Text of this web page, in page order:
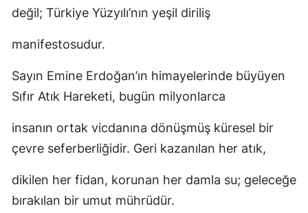
değil; Türkiye Yüzyılı’nın yeşil diriliş
manifestosudur.
Sayın Emine Erdoğan’ın himayelerinde büyüyen
Sıfır Atık Hareketi, bugün milyonlarca
insanın ortak vicdanına dönüşmüş küresel bir
çevre seferberliğidir. Geri kazanılan her atık,
dikilen her fidan, korunan her damla su; geleceğe
bırakılan bir umut mührüdür.